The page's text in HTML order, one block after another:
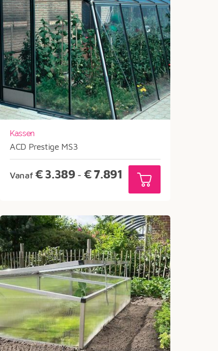
Kassen
ACD Prestige MS3
Vanaf €3.389 - €7.891 Prijsklasse:
€3.389